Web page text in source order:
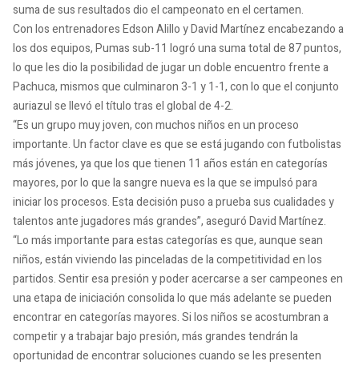
suma de sus resultados dio el campeonato en el certamen.
Con los entrenadores Edson Alillo y David Martínez encabezando a
los dos equipos, Pumas sub-11 logró una suma total de 87 puntos,
lo que les dio la posibilidad de jugar un doble encuentro frente a
Pachuca, mismos que culminaron 3-1 y 1-1, con lo que el conjunto
auriazul se llevó el título tras el global de 4-2.
“Es un grupo muy joven, con muchos niños en un proceso
importante. Un factor clave es que se está jugando con futbolistas
más jóvenes, ya que los que tienen 11 años están en categorías
mayores, por lo que la sangre nueva es la que se impulsó para
iniciar los procesos. Esta decisión puso a prueba sus cualidades y
talentos ante jugadores más grandes”, aseguró David Martínez.
“Lo más importante para estas categorías es que, aunque sean
niños, están viviendo las pinceladas de la competitividad en los
partidos. Sentir esa presión y poder acercarse a ser campeones en
una etapa de iniciación consolida lo que más adelante se pueden
encontrar en categorías mayores. Si los niños se acostumbran a
competir y a trabajar bajo presión, más grandes tendrán la
oportunidad de encontrar soluciones cuando se les presenten